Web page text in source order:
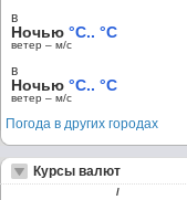
в
Ночью °C.. °C
ветер – м/c
в
Ночью °C.. °C
ветер – м/c
Погода в других городах
Курсы валют
/